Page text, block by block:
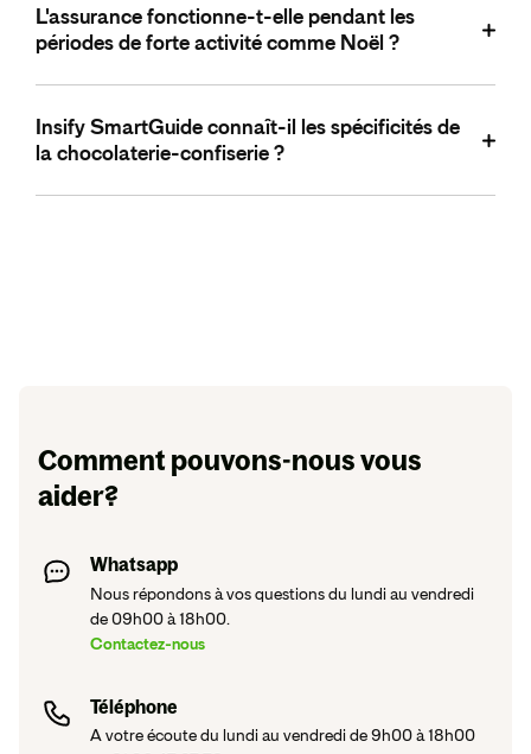
équipements de chocolaterie contre les pannes et
dysfonctionnements.
L'assurance fonctionne-t-elle pendant les
périodes de forte activité comme Noël ?
compte de la saisonnalité de votre activité pour calculer
l'indemnisation.
Insify SmartGuide connaît-il les spécificités de
la chocolaterie-confiserie ?
Comment pouvons-nous vous
aider?
Whatsapp
Nous répondons à vos questions du lundi au vendredi
de 09h00 à 18h00.
Contactez-nous
Téléphone
A votre écoute du lundi au vendredi de 9h00 à 18h00